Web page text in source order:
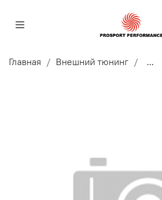
Главная Внешний тюнинг ...